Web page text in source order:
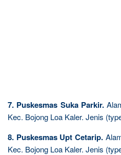
7. Puskesmas Suka Parkir.
Kec. Bojong Loa Kaler. Jenis
8. Puskesmas Upt Cetarip.
Kec. Bojong Loa Kaler. Jenis